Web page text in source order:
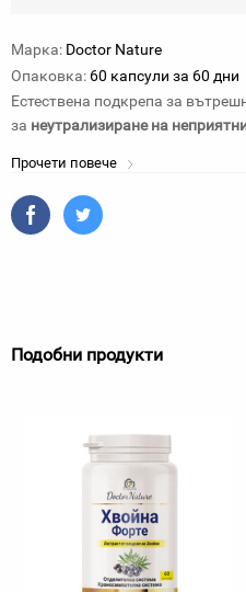
Марка: Doctor Nature
Опаковка: 60 капсули за 60 дни
Естествена подкрепа за
за неутрализиране на
Прочети повече
Подобни продукти